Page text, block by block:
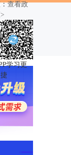
查看政
学习更